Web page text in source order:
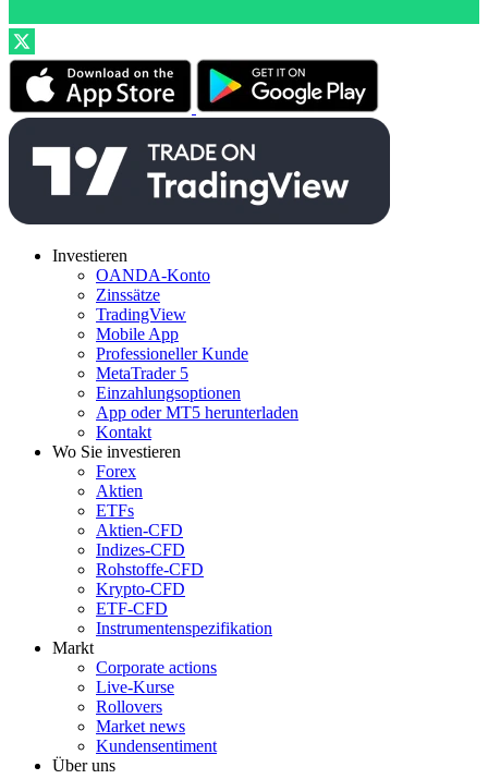
Investieren
OANDA-Konto
Zinssätze
TradingView
Mobile App
Professioneller Kunde
MetaTrader 5
Einzahlungsoptionen
App oder MT5 herunterladen
Kontakt
Wo Sie investieren
Forex
Aktien
ETFs
Aktien-CFD
Indizes-CFD
Rohstoffe-CFD
Krypto-CFD
ETF-CFD
Instrumentenspezifikation
Markt
Corporate actions
Live-Kurse
Rollovers
Market news
Kundensentiment
Über uns